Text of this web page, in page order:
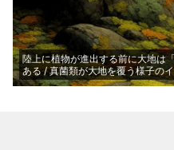
陸上に植物が進出する前に大地は
ある / 真菌類が大地を覆う様子の